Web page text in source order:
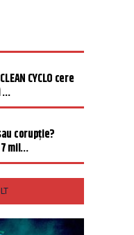
CYCLO cere
corupție?
mil...